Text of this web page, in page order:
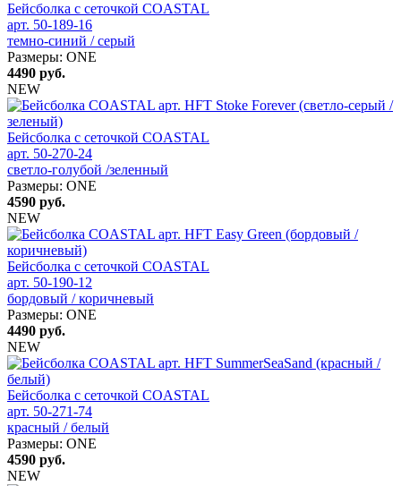
Бейсболка с сеточкой COASTAL
арт. 50-189-16
темно-синий / серый
Размеры: ONE
4490 руб.
NEW
Бейсболка с сеточкой COASTAL
арт. 50-270-24
светло-голубой /зеленный
Размеры: ONE
4590 руб.
NEW
Бейсболка с сеточкой COASTAL
арт. 50-190-12
бордовый / коричневый
Размеры: ONE
4490 руб.
NEW
Бейсболка с сеточкой COASTAL
арт. 50-271-74
красный / белый
Размеры: ONE
4590 руб.
NEW